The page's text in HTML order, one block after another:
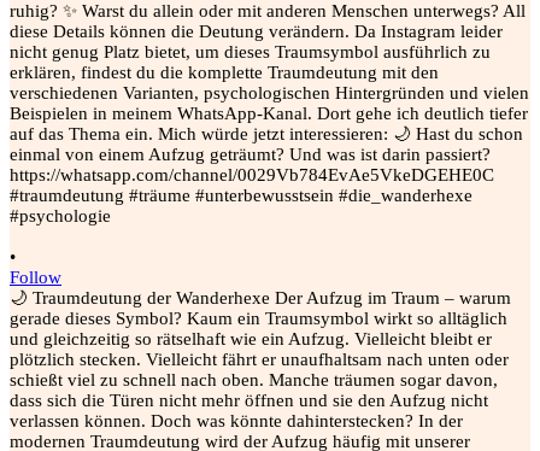
•
Follow
🌙 Traumdeutung der Wanderhexe Der Aufzug im Traum – warum
gerade dieses Symbol? Kaum ein Traumsymbol wirkt so alltäglich
und gleichzeitig so rätselhaft wie ein Aufzug. Vielleicht bleibt er
plötzlich stecken. Vielleicht fährt er unaufhaltsam nach unten oder
schießt viel zu schnell nach oben. Manche träumen sogar davon,
dass sich die Türen nicht mehr öffnen und sie den Aufzug nicht
verlassen können. Doch was könnte dahinterstecken? In der
modernen Traumdeutung wird der Aufzug häufig mit unserer